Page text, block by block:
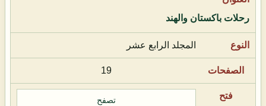
رحلات باكستان والهند
المجلد الرابع عشر
19
تصفح